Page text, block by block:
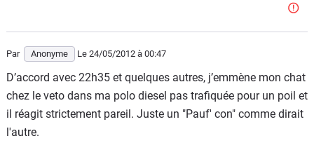
Par Anonyme Le 24/05/2012 à 00:47
D’accord avec 22h35 et quelques autres, j’emmène mon chat
chez le veto dans ma polo diesel pas trafiquée pour un poil et
il réagit strictement pareil. Juste un "Pauf' con" comme dirait
l'autre.